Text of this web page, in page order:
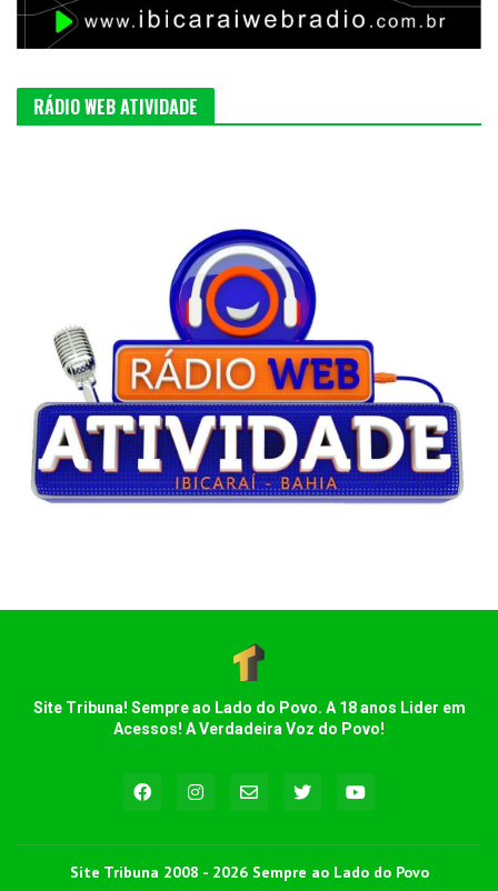
RÁDIO WEB ATIVIDADE
Site Tribuna! Sempre ao Lado do Povo. A 18 anos Lider em
Acessos! A Verdadeira Voz do Povo!
Site Tribuna 2008 - 2026 Sempre ao Lado do Povo